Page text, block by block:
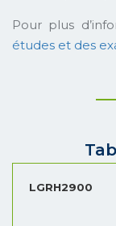
Pour plus
études et des
LGRH2900